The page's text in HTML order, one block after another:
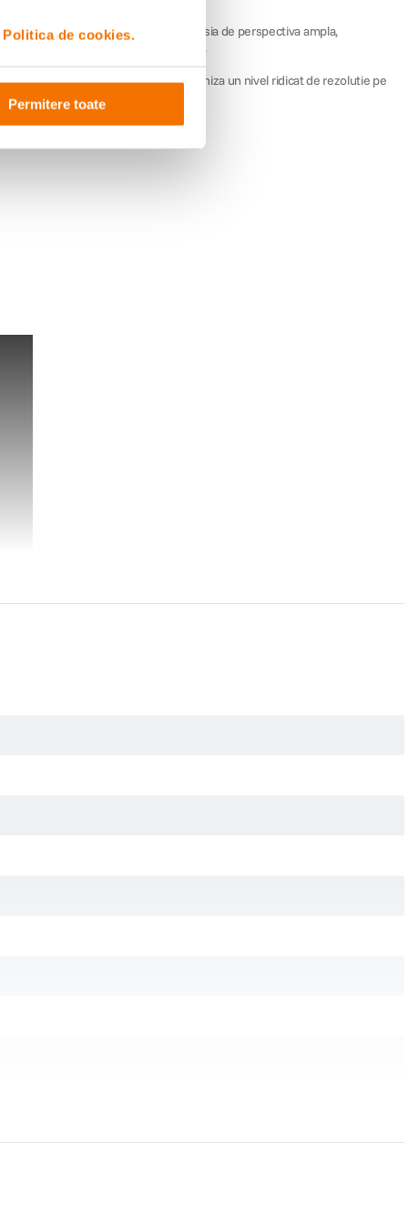
Politica de cookies.
Permitere toate
fundal neclar in timp ce ofera impresia de perspectiva ampla,
inainte sa duceti camera la ochi.
controlate foarte bine, pentru a furniza un nivel ridicat de rezolutie pe